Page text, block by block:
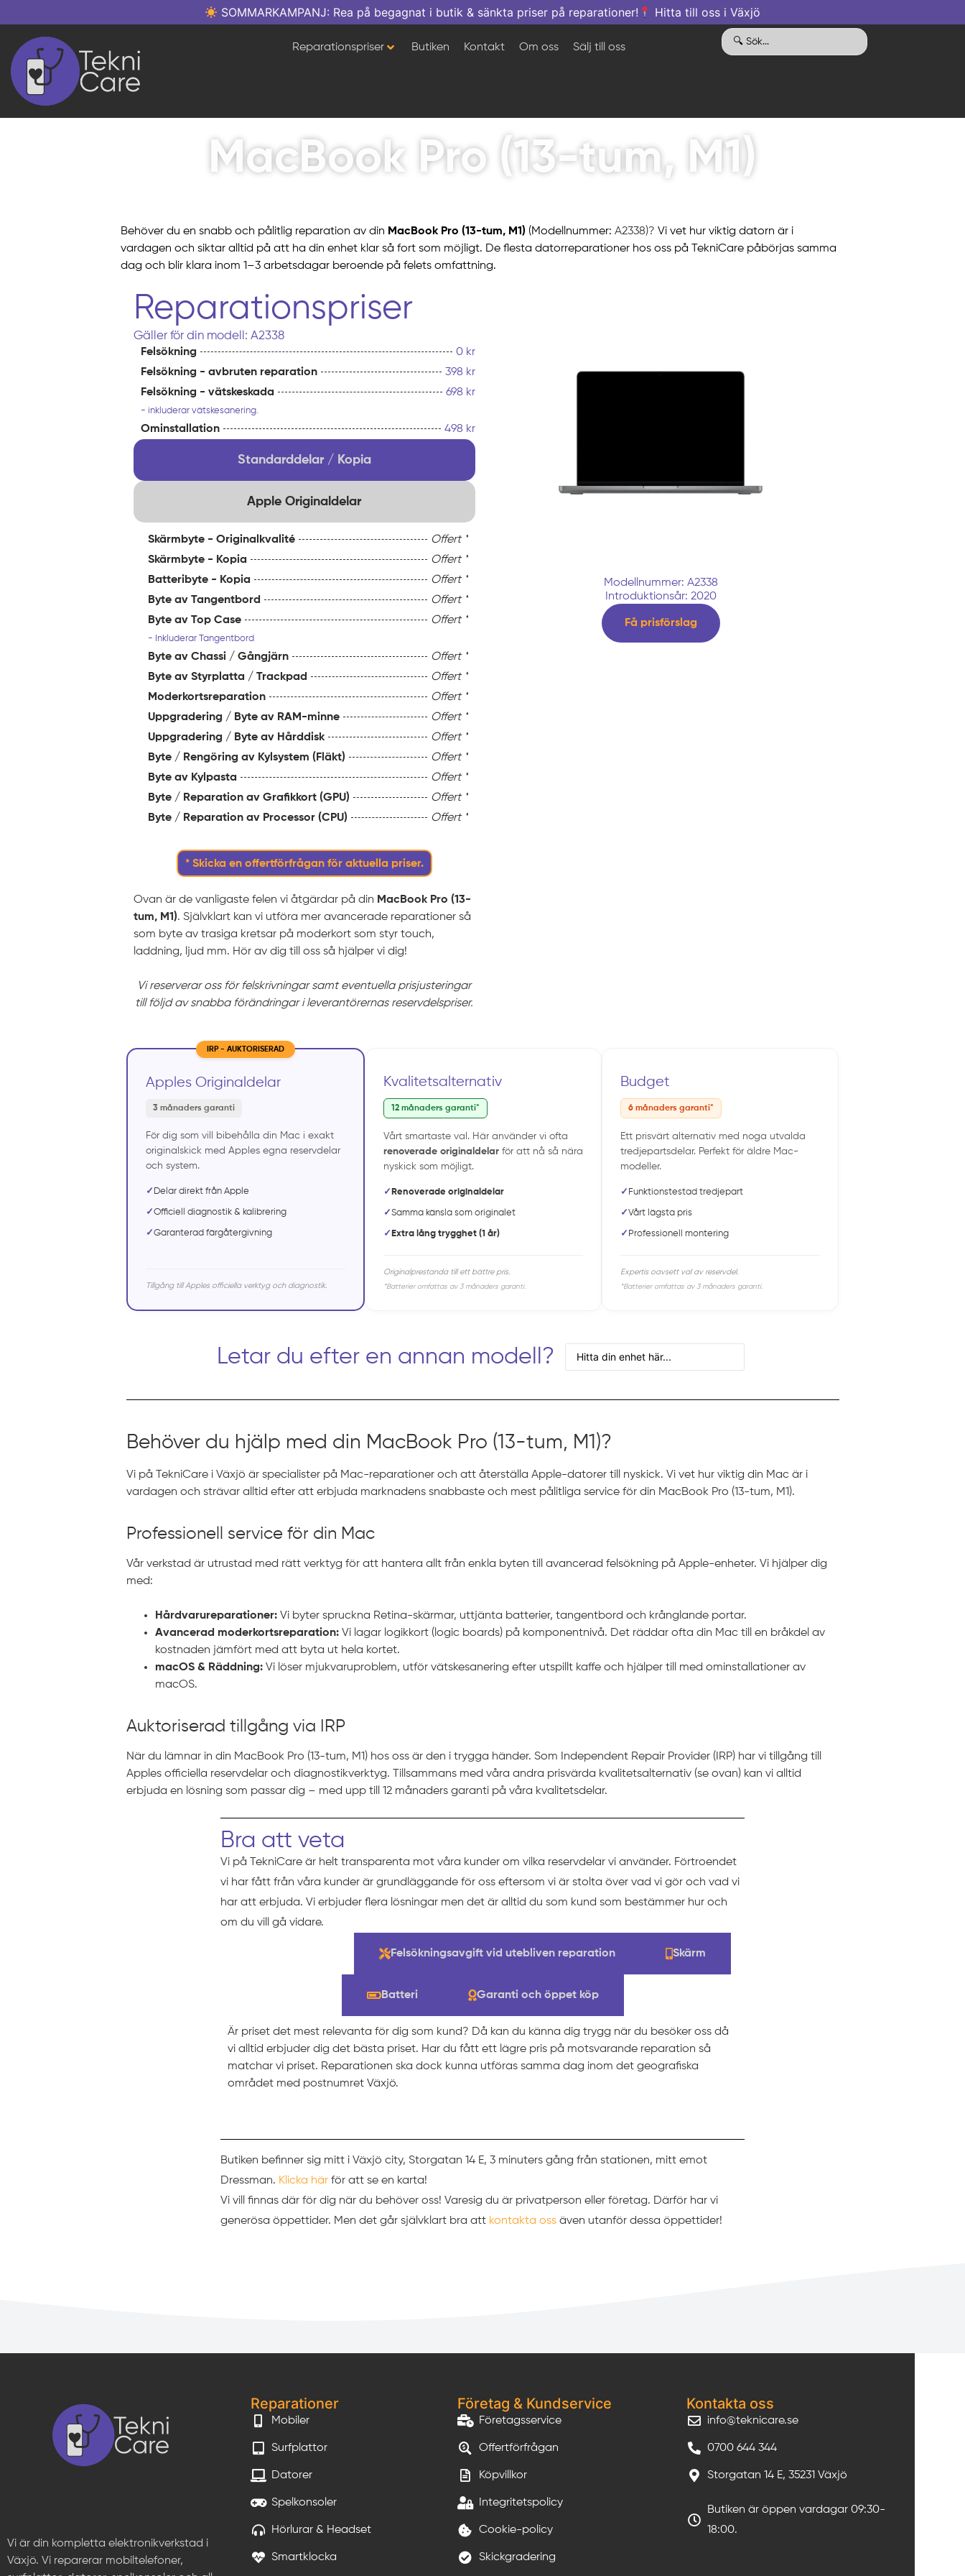
SOMMARKAMPANJ: Rea på begagnat i butik & sänkta priser på reparationer! Hitta till oss i Växjö
Reparationspriser Butiken Kontakt Om oss Sälj till oss
MacBook Pro (13-tum, M1)
Behöver du en snabb och pålitlig reparation av din MacBook Pro (13-tum, M1) (Modellnummer: A2338)? Vi vet hur viktig datorn är i
vardagen och siktar alltid på att ha din enhet klar så fort som möjligt. De flesta datorreparationer hos oss på TekniCare påbörjas samma
dag och blir klara inom 1–3 arbetsdagar beroende på felets omfattning.
Reparationspriser
Gäller för din modell: A2338
Felsökning
0 kr
Felsökning - avbruten reparation
398 kr
Felsökning - vätskeskada
698 kr
- inkluderar vätskesanering.
Ominstallation 498 kr
Standarddelar / Kopia
Apple Originaldelar
Skärmbyte - Originalkvalité
Offert *
Skärmbyte - Kopia
Offert *
Batteribyte - Kopia
Offert *
Byte av Tangentbord
Offert *
Byte av Top Case
Offert *
- Inkluderar Tangentbord
Byte av Chassi / Gångjärn
Offert *
Byte av Styrplatta / Trackpad
Offert *
Moderkortsreparation
Offert *
Uppgradering / Byte av RAM-minne
Offert *
Uppgradering / Byte av Hårddisk
Offert *
Byte / Rengöring av Kylsystem (Fläkt)
Offert *
Byte av Kylpasta
Offert *
Byte / Reparation av Grafikkort (GPU)
Offert *
Byte / Reparation av Processor (CPU)
Offert *
* Skicka en offertförfrågan för aktuella priser.
Ovan är de vanligaste felen vi åtgärdar på din MacBook Pro (13-
tum, M1). Självklart kan vi utföra mer avancerade reparationer så
som byte av trasiga kretsar på moderkort som styr touch,
laddning, ljud mm. Hör av dig till oss så hjälper vi dig!
Vi reserverar oss för felskrivningar samt eventuella prisjusteringar
till följd av snabba förändringar i leverantörernas reservdelspriser.
Modellnummer: A2338
Introduktionsår: 2020
Få prisförslag
IRP - AUKTORISERAD
Apples Originaldelar
3 månaders garanti
För dig som vill bibehålla din Mac i exakt
originalskick med Apples egna reservdelar
och system.
✓ Delar direkt från Apple
✓Officiell diagnostik & kalibrering
✓Garanterad färgåtergivning
Tillgång till Apples officiella verktyg och diagnostik.
Kvalitetsalternativ
12 månaders garanti*
Vårt smartaste val. Här använder vi ofta
renoverade originaldelarför att nå så nära
nyskick som möjligt.
✓ Renoverade originaldelar
✓Samma känsla som originalet
✓ Extra lång trygghet (1 år)
Originalprestanda till ett bättre pris.
*Batterier omfattas av 3 månaders garanti.
Budget
6 månaders garanti*
Ett prisvärt alternativ med noga utvalda
tredjepartsdelar. Perfekt för äldre Mac-
modeller.
✓ Funktionstestad tredjepart
✓Vårt lägsta pris
✓ Professionell montering
Expertis oavsett val av reservdel.
*Batterier omfattas av 3 månaders garanti.
Letar du efter en annan modell?
Behöver du hjälp med din MacBook Pro (13-tum, M1)?
Vi på TekniCare i Växjö är specialister på Mac-reparationer och att återställa Apple-datorer till nyskick. Vi vet hur viktig din Mac är i
vardagen och strävar alltid efter att erbjuda marknadens snabbaste och mest pålitliga service för din MacBook Pro (13-tum, M1).
Professionell service för din Mac
Vår verkstad är utrustad med rätt verktyg för att hantera allt från enkla byten till avancerad felsökning på Apple-enheter. Vi hjälper dig
med:
Hårdvarureparationer:Vi byter spruckna Retina-skärmar, uttjänta batterier, tangentbord och krånglande portar.
Avancerad moderkortsreparation:Vi lagar logikkort (logic boards) på komponentnivå. Det räddar ofta din Mac till en bråkdel av
kostnaden jämfört med att byta ut hela kortet.
macOS & Räddning:Vi löser mjukvaruproblem, utför vätskesanering efter utspillt kaffe och hjälper till med ominstallationer av
macOS.
Auktoriserad tillgång via IRP
När du lämnar in din MacBook Pro (13-tum, M1) hos oss är den i trygga händer. Som Independent Repair Provider (IRP) har vi tillgång till
Apples officiella reservdelar och diagnostikverktyg. Tillsammans med våra andra prisvärda kvalitetsalternativ (se ovan) kan vi alltid
erbjuda en lösning som passar dig – med upp till 12 månaders garanti på våra kvalitetsdelar.
Bra att veta
Vi på TekniCare är helt transparenta mot våra kunder om vilka reservdelar vi använder. Förtroendet
vi har fått från våra kunder är grundläggande för oss eftersom vi är stolta över vad vi gör och vad vi
har att erbjuda. Vi erbjuder flera lösningar men det är alltid du som kund som bestämmer hur och
om du vill gå vidare.
Felsökningsavgift vid utebliven reparation Skärm
Batteri Garanti och öppet köp
Är priset det mest relevanta för dig som kund? Då kan du känna dig trygg när du besöker oss då
vi alltid erbjuder dig det bästa priset. Har du fått ett lägre pris på motsvarande reparation så
matchar vi priset. Reparationen ska dock kunna utföras samma dag inom det geografiska
området med postnumret Växjö.
Butiken befinner sig mitt i Växjö city, Storgatan 14 E, 3 minuters gång från stationen, mitt emot
Dressman. Klicka här för att se en karta!
Vi vill finnas där för dig när du behöver oss! Varesig du är privatperson eller företag. Därför har vi
generösa öppettider. Men det går självklart bra att kontakta oss även utanför dessa öppettider!
Vi är din kompletta elektronikverkstad i
Växjö. Vi reparerar mobiltelefoner,
Reparationer
Mobiler
Surfplattor
Datorer
Spelkonsoler
Hörlurar & Headset
Smartklocka
Företag & Kundservice
Företagsservice
Offertförfrågan
Köpvillkor
Integritetspolicy
Cookie-policy
Skickgradering
Kontakta oss
info@teknicare.se
0700 644 344
Storgatan 14 E, 35231 Växjö
Butiken är öppen vardagar 09:30-
18:00.